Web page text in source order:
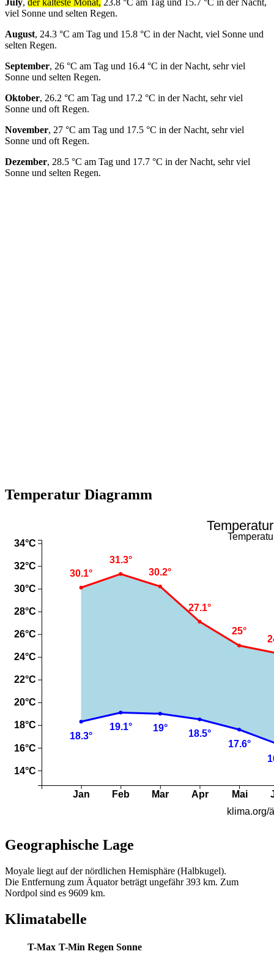
July, der kälteste Monat, 23.8 °C am Tag und 15.7 °C in der Nacht,
viel Sonne und selten Regen.
August, 24.3 °C am Tag und 15.8 °C in der Nacht, viel Sonne und
selten Regen.
September, 26 °C am Tag und 16.4 °C in der Nacht, sehr viel
Sonne und selten Regen.
Oktober, 26.2 °C am Tag und 17.2 °C in der Nacht, sehr viel
Sonne und oft Regen.
November, 27 °C am Tag und 17.5 °C in der Nacht, sehr viel
Sonne und oft Regen.
Dezember, 28.5 °C am Tag und 17.7 °C in der Nacht, sehr viel
Sonne und selten Regen.
Temperatur Diagramm
Geographische Lage
Moyale liegt auf der nördlichen Hemisphäre (Halbkugel).
Die Entfernung zum Äquator beträgt ungefähr 393 km. Zum
Nordpol sind es 9609 km.
Klimatabelle
T-Max T-Min Regen Sonne